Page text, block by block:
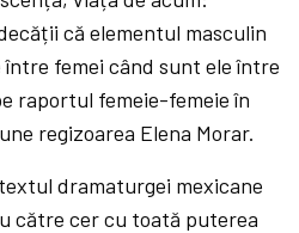
că elementul masculin
femei când sunt ele între
raportul femeie-femeie în
regizoarea Elena Morar.
dramaturgei mexicane
către cer cu toată puterea